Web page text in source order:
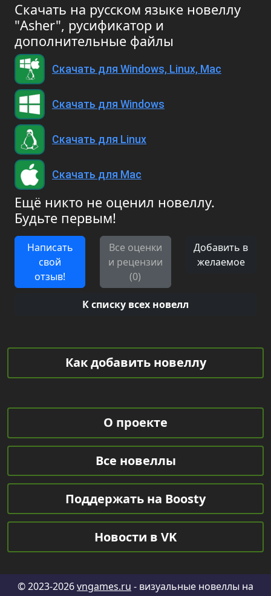
Скачать на русском языке новеллу
"Asher", русификатор и
дополнительные файлы
Скачать для Windows, Linux, Mac
Скачать для Windows
Скачать для Linux
Скачать для Mac
Ещё никто не оценил новеллу.
Будьте первым!
Написать
свой
отзыв!
Все оценки
и рецензии
(0)
Добавить в
желаемое
К списку всех новелл
Как добавить новеллу
О проекте
Все новеллы
Поддержать на Boosty
Новости в VK
© 2023-2026vngames.ru - визуальные новеллы на